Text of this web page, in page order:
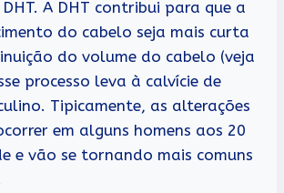
A DHT contribui para que a
do cabelo seja mais curta
do volume do cabelo (veja
processo leva à calvície de
Tipicamente, as alterações
em alguns homens aos 20
e vão se tornando mais comuns